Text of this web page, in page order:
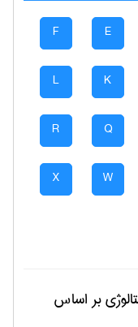
E
F
K
L
Q
R
W
X
بر اساس